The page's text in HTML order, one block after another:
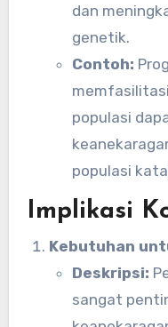
dan
genetik.
Contoh:
populasi
populasi
Implikasi
Kebutuhan
Deskripsi:
sangat